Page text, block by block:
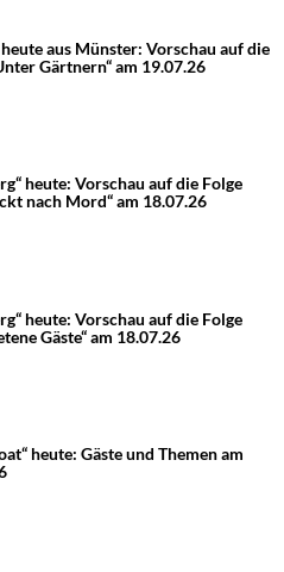
heute aus Münster: Vorschau auf die
Gärtnern“ am 19.07.26
heute: Vorschau auf die Folge
nach Mord“ am 18.07.26
heute: Vorschau auf die Folge
Gäste“ am 18.07.26
heute: Gäste und Themen am